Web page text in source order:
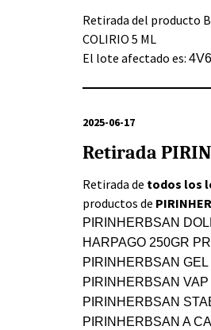
Retirada del producto
COLIRIO 5 ML
El lote afectado es:
2025-06-17
Retirada
Retirada de todos los
productos de
PIRINHERBSAN
HARPAGO 250GR
PIRINHERBSAN
PIRINHERBSAN
PIRINHERBSAN
PIRINHERBSAN A